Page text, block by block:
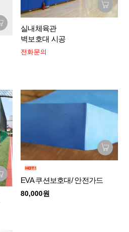
실내체육관
벽보호대 시공
전화문의
EVA 쿠션보호대/ 안전가드
80,000원